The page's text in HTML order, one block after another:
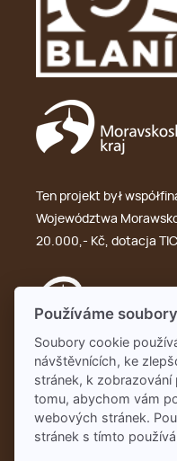
Ten projekt był
Województwa
20.000,- Kč, dotacja TIC
GDPR
Používáme
Soubory cookie
návštěvnících, ke
stránek, k
tomu, abychom vám
webových stránek.
stránek s tímto